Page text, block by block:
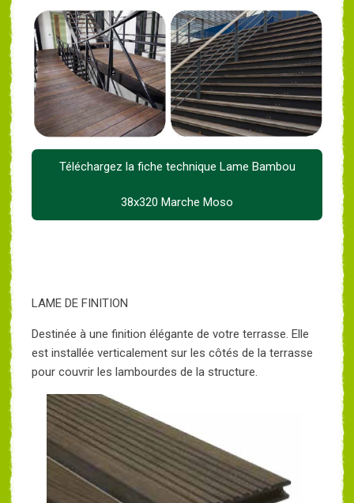
Téléchargez la fiche technique Lame Bambou
38x320 Marche Moso
LAME DE FINITION
Destinée à une finition élégante de votre terrasse. Elle
est installée verticalement sur les côtés de la terrasse
pour couvrir les lambourdes de la structure.